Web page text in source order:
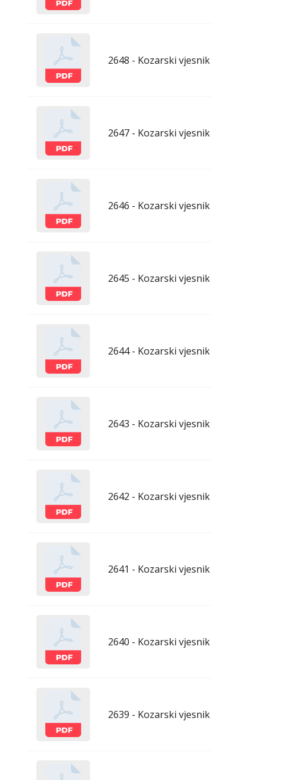
2648 - Kozarski vjesnik - 3.7.2026.
2647 - Kozarski vjesnik - 26.6.2026.
2646 - Kozarski vjesnik - 19.6.2026.
2645 - Kozarski vjesnik - 12.6.2026.
2644 - Kozarski vjesnik - 5.6.2026.
2643 - Kozarski vjesnik - 29.5.2026.
2642 - Kozarski vjesnik - 22.5.2026.
2641 - Kozarski vjesnik - 15.5.2026.
2640 - Kozarski vjesnik - 8.5.2026.
2639 - Kozarski vjesnik - 1.5.2026.